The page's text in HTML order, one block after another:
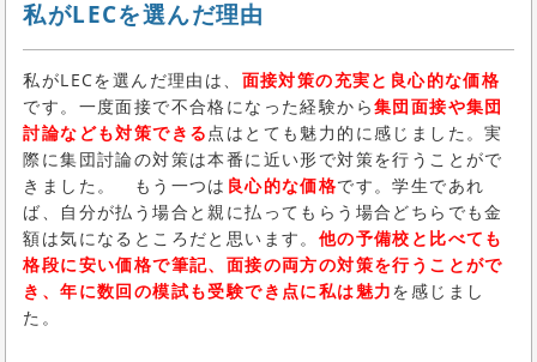
私がLECを選んだ理由
私がLECを選んだ理由は、 面接対策の充実と良心的な価格
です。一度面接で不合格になった経験から集団面接や集団
討論なども対策できる点はとても魅力的に感じました。実
際に集団討論の対策は本番に近い形で対策を行うことがで
きました。 もう一つは 良心的な価格です。学生であれ
ば、自分が払う場合と親に払ってもらう場合どちらでも金
額は気になるところだと思います。 他の予備校と比べても
格段に安い価格で筆記、面接の両方の対策を行うことがで
き、年に数回の模試も受験でき点に私は魅力を感じまし
た。